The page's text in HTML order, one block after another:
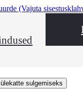
(Vajuta
sulgemiseks